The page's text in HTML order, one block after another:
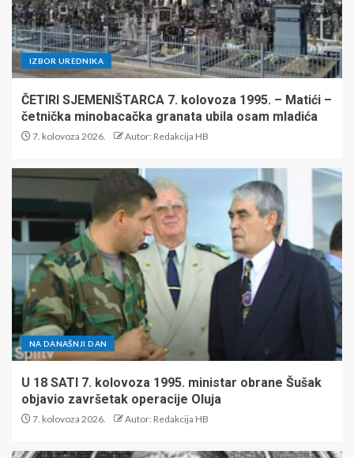
IZBOR UREDNIKA
ČETIRI SJEMENIŠTARCA 7. kolovoza 1995. – Matići –
četnička minobacačka granata ubila osam mladića
7. kolovoza 2026. Autor: Redakcija HB
NA DANAŠNJI DAN
U 18 SATI 7. kolovoza 1995. ministar obrane Šušak
objavio završetak operacije Oluja
7. kolovoza 2026. Autor: Redakcija HB